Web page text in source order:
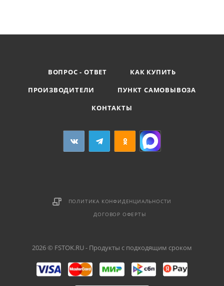
ВОПРОС - ОТВЕТ
КАК КУПИТЬ
ПРОИЗВОДИТЕЛИ
ПУНКТ САМОВЫВОЗА
КОНТАКТЫ
ПОЛИТИКА КОНФИДЕНЦИАЛЬНОСТИ
ДОГОВОР ОФЕРТЫ
2026 © FSTOK.RU - Продукты с подходящим сроком